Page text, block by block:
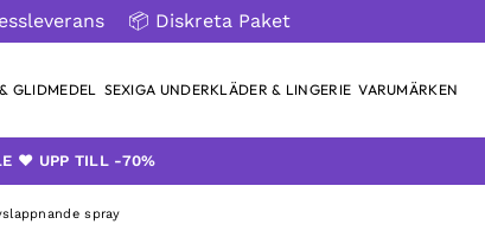
📦 Diskreta Paket
GLIDMEDEL SEXIGA UNDERKLÄDER & LINGERIE VARUMÄRKEN
❤️ UPP TILL -70%
spray